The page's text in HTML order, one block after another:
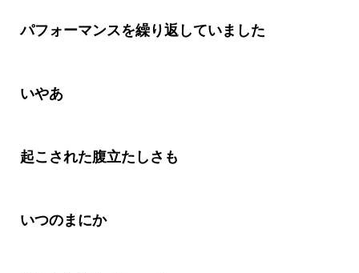
パフォーマンスを繰り返していました
いやあ
起こされた腹立たしさも
いつのまにか